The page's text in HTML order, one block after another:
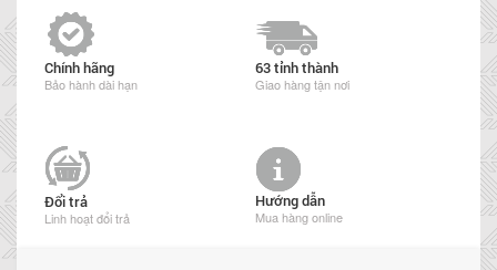
Chính hãng
Bảo hành dài hạn
63 tỉnh thành
Giao hàng tận nơi
Đổi trả
Linh hoạt đổi trả
Hướng dẫn
Mua hàng online